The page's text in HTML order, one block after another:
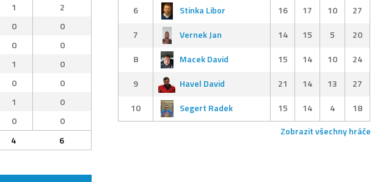
1
2
0
0
0
0
1
0
0
0
1
0
0
0
4 6
6
Stinka Libor 16 17 10
27
7
Vernek Jan 14 15 5
20
8
Macek David 15 14 10
24
9
Havel David 21 14 13
27
10
Segert Radek 15 14 4
18
Zobrazit všechny hráče